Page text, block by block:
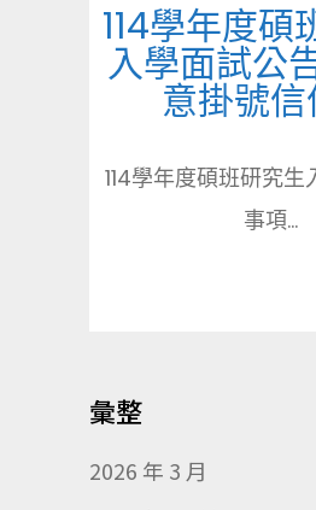
114學年度碩
入學面試公
意掛號信
114學年度碩班研究
事項...
彙整
2026 年 3 月